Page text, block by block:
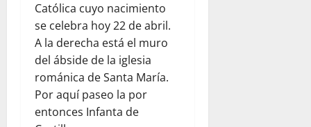
Católica cuyo nacimiento
se celebra hoy 22 de abril.
A la derecha está el muro
del ábside de la iglesia
románica de Santa María.
Por aquí paseo la por
entonces Infanta de